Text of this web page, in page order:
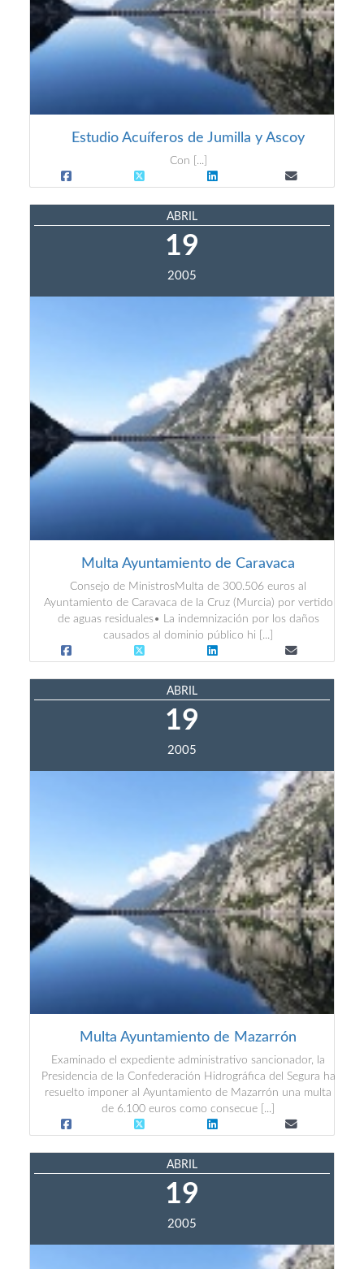
Estudio Acuíferos de Jumilla y Ascoy
Con [...]
ABRIL
19
2005
Multa Ayuntamiento de Caravaca
Consejo de MinistrosMulta de 300.506 euros al
Ayuntamiento de Caravaca de la Cruz (Murcia) por vertido
de aguas residuales• La indemnización por los daños
causados al dominio público hi [...]
ABRIL
19
2005
Multa Ayuntamiento de Mazarrón
Examinado el expediente administrativo sancionador, la
Presidencia de la Confederación Hidrográfica del Segura ha
resuelto imponer al Ayuntamiento de Mazarrón una multa
de 6.100 euros como consecue [...]
ABRIL
19
2005